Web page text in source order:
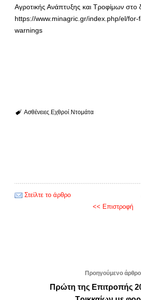
Αγροτικής Ανάπτυξης και Τροφίμων στο
https://www.minagric.gr/index.php/el/
warnings
Ασθένειες Εχθροί Ντομάτα
Στείλτε το άρθρο
<< Επιστροφή
Προηγούμενο άρθρο
Πρώτη της Επιτροπής